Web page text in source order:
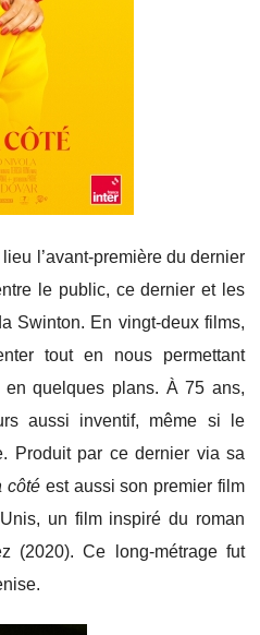
l’avant-première du dernier
le public, ce dernier et les
Swinton. En vingt-deux films,
tout en nous permettant
en quelques plans. À 75 ans,
aussi inventif, même si le
Produit par ce dernier via sa
côté est aussi son premier film
un film inspiré du roman
(2020). Ce long-métrage fut